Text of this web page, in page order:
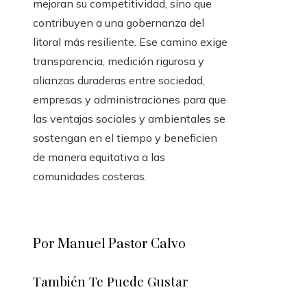
mejoran su competitividad, sino que
contribuyen a una gobernanza del
litoral más resiliente. Ese camino exige
transparencia, medición rigurosa y
alianzas duraderas entre sociedad,
empresas y administraciones para que
las ventajas sociales y ambientales se
sostengan en el tiempo y beneficien
de manera equitativa a las
comunidades costeras.
Por Manuel Pastor Calvo
También Te Puede Gustar